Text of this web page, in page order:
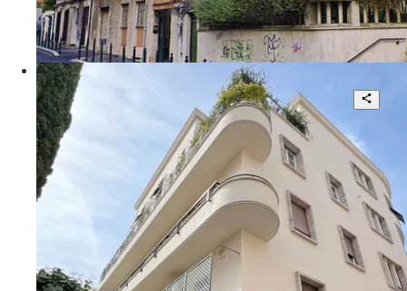
120 mq
€ 575.000Via Alberto Caroncini
Prestigiosa Abitazione
4
3